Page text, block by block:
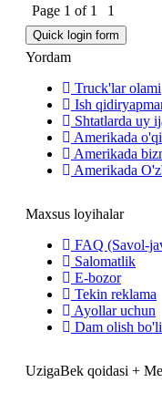
Page 1 of 1 1
Yordam
Truck'lar olami
Ish
Shtatlarda uy
Amerikada
Amerikada
Amerikada
Maxsus loyihalar
FAQ (Savol-
Salomatlik
E-bozor
Tekin reklama
Ayollar uchun
Dam olish
UzigaBek qoidasi +